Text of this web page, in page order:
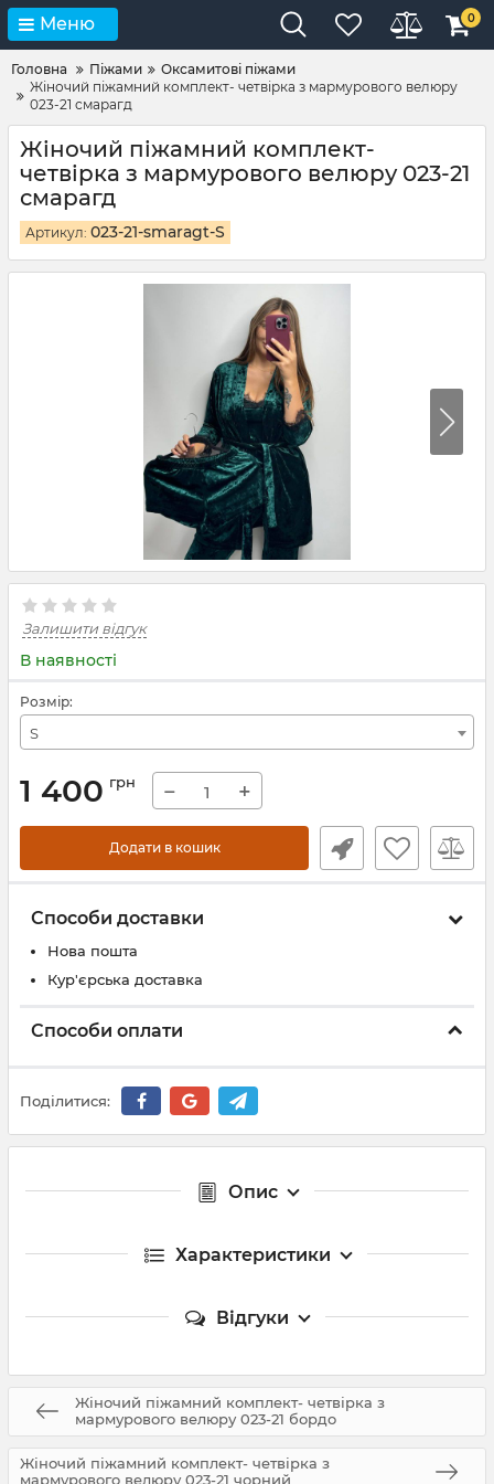
Меню 0
Головна Піжами
Оксамитові піжами
Жіночий піжамний комплект- четвірка з мармурового велюру
023-21 смарагд
Жіночий піжамний комплект-
четвірка з мармурового велюру 023-21
смарагд
Артикул: 023-21-smaragt-S
Залишити відгук
В наявності
Розмір:
S
1 400 грн − +
Додати в кошик
Способи доставки
Нова пошта
Кур'єрська доставка
Способи оплати
Поділитися:
Опис
Характеристики
Відгуки
Жіночий піжамний комплект- четвірка з
мармурового велюру 023-21 бордо
Жіночий піжамний комплект- четвірка з
мармурового велюру 023-21 чорний